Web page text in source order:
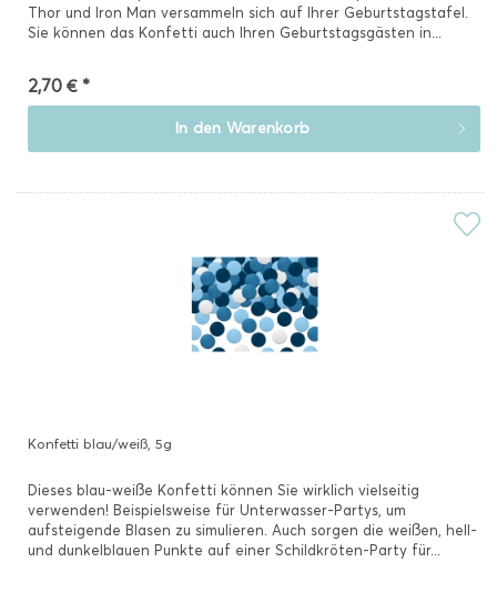
Thor und Iron Man versammeln sich auf Ihrer Geburtstagstafel.
Sie können das Konfetti auch Ihren Geburtstagsgästen in...
2,70 € *
In den Warenkorb
Konfetti blau/weiß, 5g
Dieses blau-weiße Konfetti können Sie wirklich vielseitig
verwenden! Beispielsweise für Unterwasser-Partys, um
aufsteigende Blasen zu simulieren. Auch sorgen die weißen, hell-
und dunkelblauen Punkte auf einer Schildkröten-Party für...